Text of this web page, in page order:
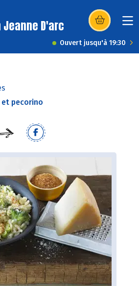
Jeanne D'arc (s’ouvre dans
Ouvert jusqu'à 19:30
pecorino